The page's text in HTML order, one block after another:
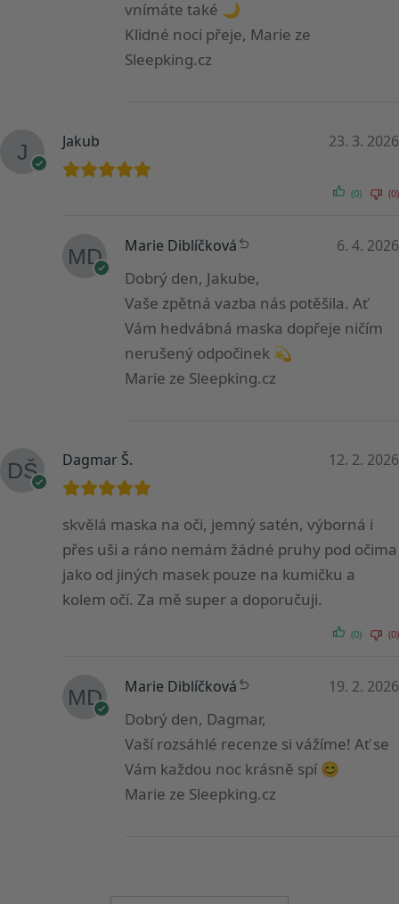
vnímáte také 🌙
Klidné noci přeje, Marie ze
Sleepking.cz
Jakub 23. 3. 2026
(0) (0)
Marie Diblíčková 6. 4. 2026
Dobrý den, Jakube,
Vaše zpětná vazba nás potěšila. Ať
Vám hedvábná maska dopřeje ničím
nerušený odpočinek 💫
Marie ze Sleepking.cz
Dagmar Š. 12. 2. 2026
skvělá maska na oči, jemný satén, výborná i
přes uši a ráno nemám žádné pruhy pod očima
jako od jiných masek pouze na kumičku a
kolem očí. Za mě super a doporučuji.
(0) (0)
Marie Diblíčková 19. 2. 2026
Dobrý den, Dagmar,
Vaší rozsáhlé recenze si vážíme! Ať se
Vám každou noc krásně spí 😊
Marie ze Sleepking.cz